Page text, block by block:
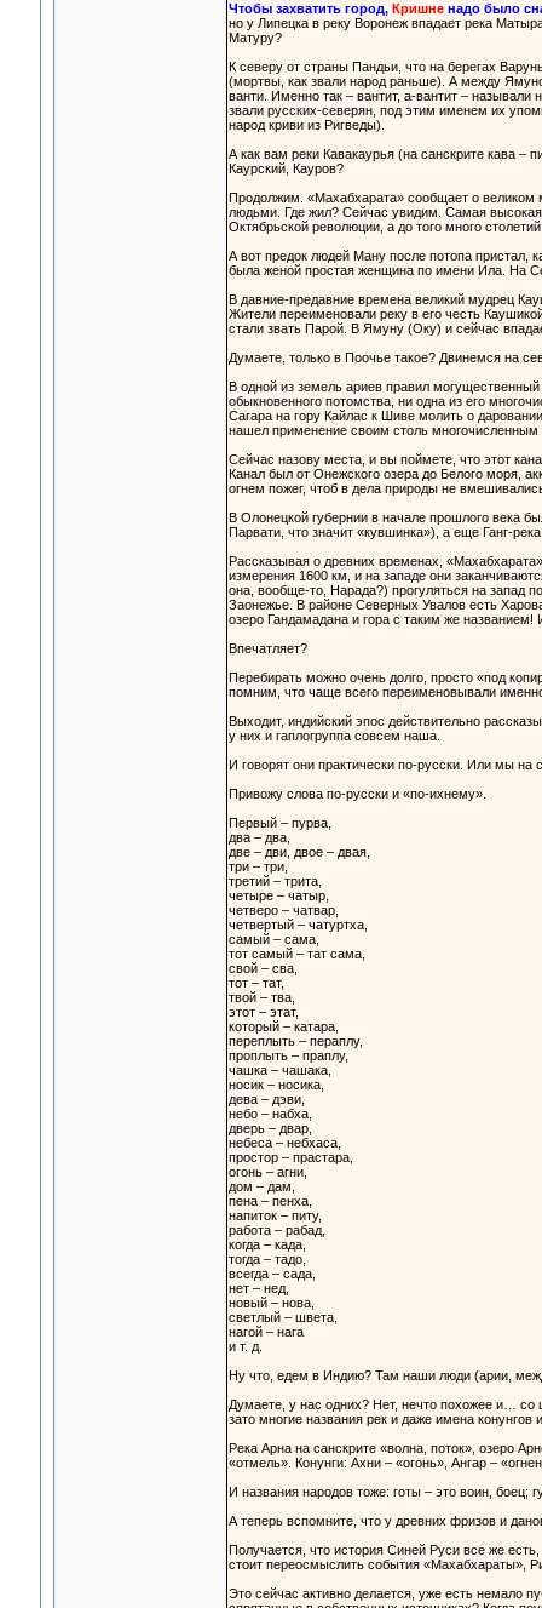
Чтобы захватить город, Кришненадо было
но у Липецка в реку Воронеж впадает река
Матуру?
К северу от страны Пандьи, что на берегах
(мортвы, как звали народ раньше). А между
ванти. Именно так – вантит, а-вантит –
звали русских-северян, под этим именем их
народ криви из Ригведы).
А как вам реки Кавакаурья (на санскрите кава
Каурский, Кауров?
Продолжим. «Махабхарата» сообщает о
людьми. Где жил? Сейчас увидим. Самая высокая
Октябрьской революции, а до того много
А вот предок людей Ману после потопа пристал,
была женой простая женщина по имени Ила. На
В давние-предавние времена великий мудрец
Жители переименовали реку в его честь
стали звать Парой. В Ямуну (Оку) и сейчас
Думаете, только в Поочье такое? Двинемся на
В одной из земель ариев правил
обыкновенного потомства, ни одна из его
Сагара на гору Кайлас к Шиве молить о
нашел применение своим столь многочисленным
Сейчас назову места, и вы поймете, что этот
Канал был от Онежского озера до Белого моря,
огнем пожег, чтоб в дела природы не
В Олонецкой губернии в начале прошлого века
Парвати, что значит «кувшинка»), а еще Ганг-река
Рассказывая о древних временах,
измерения 1600 км, и на западе они
она, вообще-то, Нарада?) прогуляться на запад
Заонежье. В районе Северных Увалов есть
озеро Гандамадана и гора с таким же
Впечатляет?
Перебирать можно очень долго, просто «под
помним, что чаще всего переименовывали
Выходит, индийский эпос действительно
у них и гаплогруппа совсем наша.
И говорят они практически по-русски. Или мы на
Привожу слова по-русски и «по-ихнему».
Первый – пурва,
два – два,
две – дви, двое – двая,
три – три,
третий – трита,
четыре – чатыр,
четверо – чатвар,
четвертый – чатуртха,
самый – сама,
тот самый – тат сама,
свой – сва,
тот – тат,
твой – тва,
этот – этат,
который – катара,
переплыть – пераплу,
проплыть – праплу,
чашка – чашака,
носик – носика,
дева – дэви,
небо – набха,
дверь – двар,
небеса – небхаса,
простор – прастара,
огонь – агни,
дом – дам,
пена – пенха,
напиток – питу,
работа – рабад,
когда – када,
тогда – тадо,
всегда – сада,
нет – нед,
новый – нова,
светлый – швета,
нагой – нага
и т. д.
Ну что, едем в Индию? Там наши люди (арии,
Думаете, у нас одних? Нет, нечто похожее и…
зато многие названия рек и даже имена конунгов
Река Арна на санскрите «волна, поток», озеро
«отмель». Конунги: Ахни – «огонь», Ангар –
И названия народов тоже: готы – это воин,
А теперь вспомните, что у древних фризов и
Получается, что история Синей Руси все же
стоит переосмыслить события «Махабхараты»,
Это сейчас активно делается, уже есть немало